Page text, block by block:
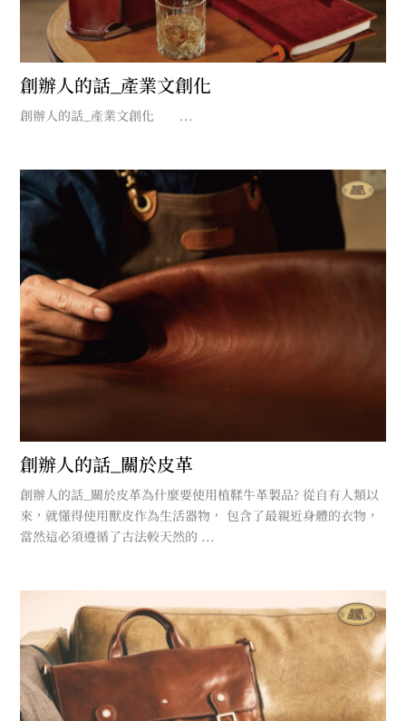
創辦人的話_產業文創化
創辦人的話_產業文創化 ...
創辦人的話_關於皮革
創辦人的話_關於皮革為什麼要使用植鞣牛革製品? 從自有人類以
來，就懂得使用獸皮作為生活器物， 包含了最親近身體的衣物，
當然這必須遵循了古法較天然的 ...